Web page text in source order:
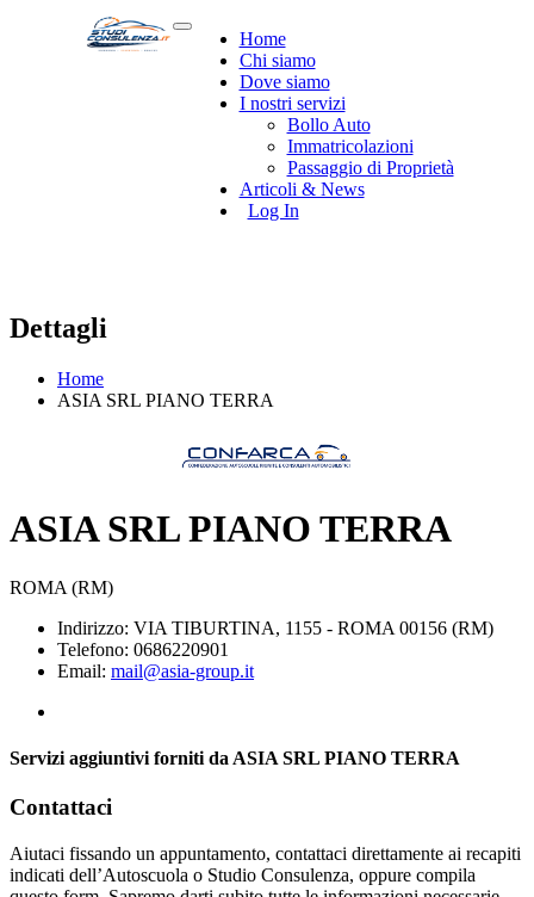
Home
Chi siamo
Dove siamo
I nostri servizi
Bollo Auto
Immatricolazioni
Passaggio di Proprietà
Articoli & News
Log In
Dettagli
Home
ASIA SRL PIANO TERRA
ASIA SRL PIANO TERRA
ROMA (RM)
Indirizzo: VIA TIBURTINA, 1155 - ROMA 00156 (RM)
Telefono: 0686220901
Email: mail@asia-group.it
Servizi aggiuntivi forniti da ASIA SRL PIANO TERRA
Contattaci
Aiutaci fissando un appuntamento, contattaci direttamente ai recapiti
indicati dell’Autoscuola o Studio Consulenza, oppure compila